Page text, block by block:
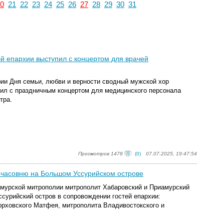
21 22 23 24 25 26 27 28 29 30 31
выступил с концертом для врачей
Дня семьи, любви и верности сводный мужской хор
с праздничным концертом для медицинского персонала
Просмотров 1478 (0) 07.07.2025, 19:47:54
на Большом Уссурийском острове
митрополии митрополит Хабаровский и Приамурский
остров в сопровождении гостей епархии:
Матфея, митрополита Владивостокского и